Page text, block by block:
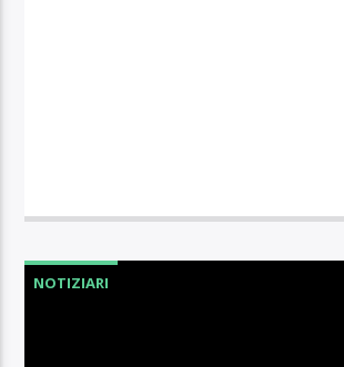
NOTIZIARI